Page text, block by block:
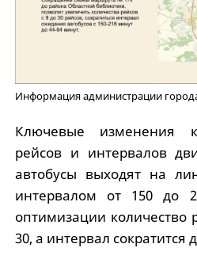
Информация администрации
Ключевые изменения
рейсов и интервалов
автобусы выходят на
интервалом от 150 до
оптимизации количество
30, а интервал сократится